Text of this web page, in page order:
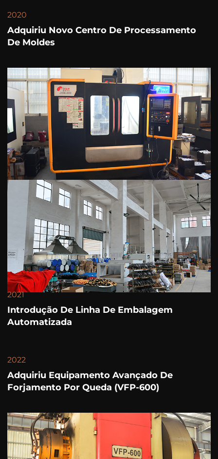
2020
Adquiriu Novo Centro De Processamento
De Moldes
2021
Introdução De Linha De Embalagem
Automatizada
2022
Adquiriu Equipamento Avançado De
Forjamento Por Queda (VFP-600)